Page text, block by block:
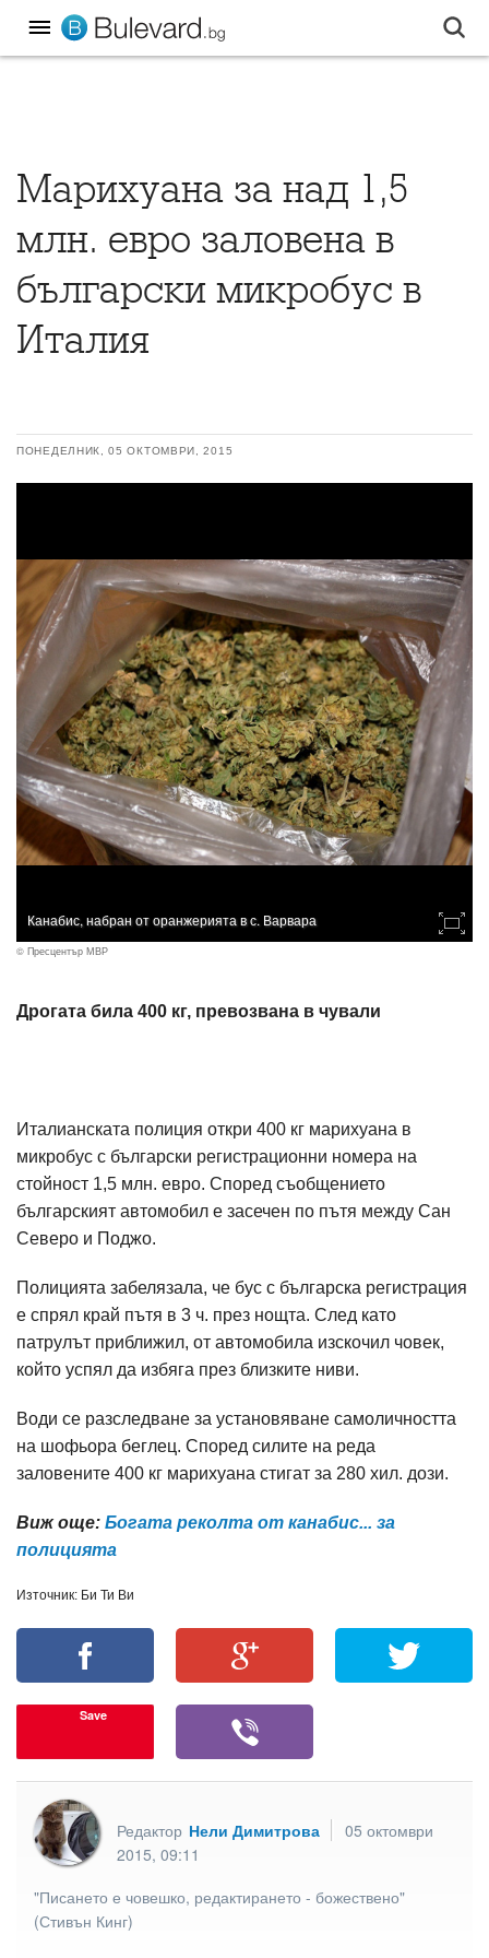
Марихуана за над 1,5
млн. евро заловена в
български микробус в
Италия
ПОНЕДЕЛНИК, 05 ОКТОМВРИ, 2015
Канабис, набран от оранжерията в с. Варвара
© Пресцентър МВР
Дрогата била 400 кг, превозвана в чували
Италианската полиция откри 400 кг марихуана в
микробус с български регистрационни номера на
стойност 1,5 млн. евро. Според съобщението
българският автомобил е засечен по пътя между Сан
Северо и Поджо.
Полицията забелязала, че бус с българска регистрация
е спрял край пътя в 3 ч. през нощта. След като
патрулът приближил, от автомобила изскочил човек,
който успял да избяга през близките ниви.
Води се разследване за установяване самоличността
на шофьора беглец. Според силите на реда
заловените 400 кг марихуана стигат за 280 хил. дози.
Виж още: Богата реколта от канабис... за
полицията
Източник: Би Ти Ви
Save
Редактор Нели Димитрова
05 октомври
2015, 09:11
"Писането е човешко, редактирането - божествено"
(Стивън Кинг)